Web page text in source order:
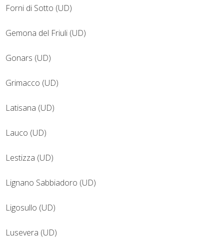
Forni di Sotto (UD)
Gemona del Friuli (UD)
Gonars (UD)
Grimacco (UD)
Latisana (UD)
Lauco (UD)
Lestizza (UD)
Lignano Sabbiadoro (UD)
Ligosullo (UD)
Lusevera (UD)